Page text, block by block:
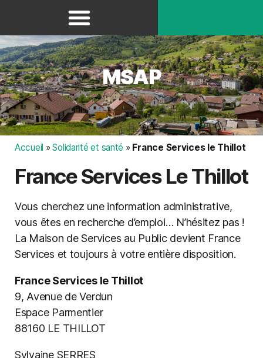
MSAP
Accueil »Solidarité et santé » France Services le Thillot
France Services Le Thillot
Vous cherchez une information administrative,
vous êtes en recherche d’emploi… N’hésitez pas !
La Maison de Services au Public devient France
Services et toujours à votre entière disposition.
France Services le Thillot
9, Avenue de Verdun
Espace Parmentier
88160 LE THILLOT
Sylvaine SERRES